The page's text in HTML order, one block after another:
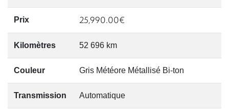
Prix 25,990.00€
Kilomètres 52 696 km
Couleur Gris Météore Métallisé Bi-ton
Transmission Automatique